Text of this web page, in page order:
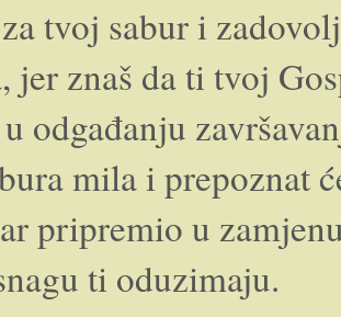
tvoj sabur i
jer znaš da ti tvoj
odgađanju
mila i prepoznat
pripremio u
ti oduzimaju.